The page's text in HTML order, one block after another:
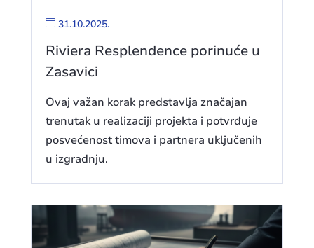
31.10.2025.
Riviera Resplendence porinuće u
Zasavici
Ovaj važan korak predstavlja značajan
trenutak u realizaciji projekta i potvrđuje
posvećenost timova i partnera uključenih
u izgradnju.